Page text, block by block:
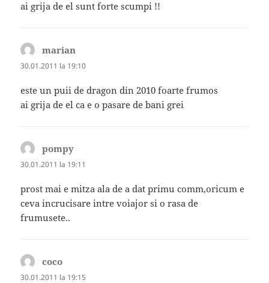
ai grija de el sunt forte scumpi !!
marian
30.01.2011 la 19:10
este un puii de dragon din 2010 foarte frumos
ai grija de el ca e o pasare de bani grei
pompy
30.01.2011 la 19:11
prost mai e mitza ala de a dat primu comm,oricum e
ceva incrucisare intre voiajor si o rasa de
frumusete..
coco
30.01.2011 la 19:15